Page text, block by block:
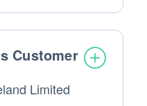
Customer
Limited